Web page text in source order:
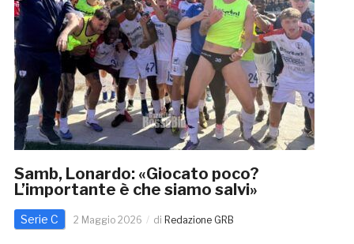
Samb, Lonardo: «Giocato poco?
L’importante è che siamo salvi»
Serie C 2 Maggio 2026 di Redazione GRB